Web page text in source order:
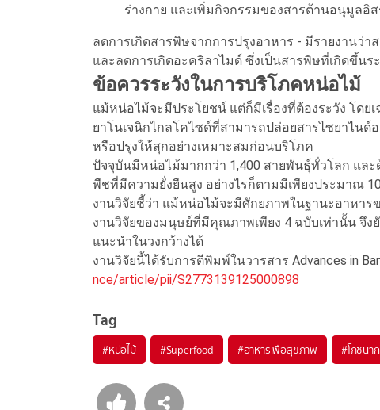
ร่างกาย และเพิ่มกิจกรรมของสารต้านอนุมูลอิ
ลดการเกิดสารพิษจากการปรุงอาหาร - มีรายงานว่
และลดการเกิดอะคริลาไมด์ ซึ่งเป็นสารพิษที่เกิดขึ้น
ข้อควรระวังในการบริโภคหน่อไม้
แม้หน่อไม้จะมีประโยชน์ แต่ก็มีเรื่องที่ต้องระวัง โด
ยาโนเจนิกไกลโคไซด์ที่สามารถปล่อยสารไซยาไน
หรือปรุงให้สุกอย่างเหมาะสมก่อนบริโภค
ปัจจุบันมีหน่อไม้มากกว่า 1,400 สายพันธุ์ทั่วโลก แล
พืชที่มีความยั่งยืนสูง อย่างไรก็ตามมีเพียงประมาณ
งานวิจัยชี้ว่า แม้หน่อไม้จะมีศักยภาพในฐานะอาหา
งานวิจัยของมนุษย์ที่มีคุณภาพเพียง 4 ฉบับเท่านั้น จึง
แนะนำในวงกว้างได้
งานวิจัยนี้ได้รับการตีพิมพ์ในวารสาร Advances in
nce/article/pii/S2773139125000898
Tag
#หน่อไม้ #Superfood #อาหารเพื่อสุขภาพ #โภชนา